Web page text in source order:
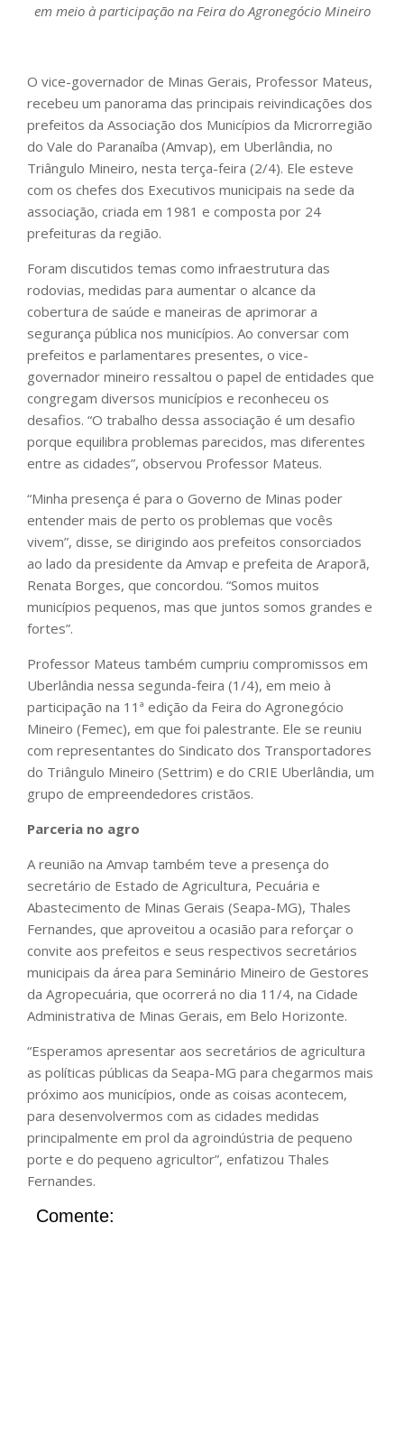
em meio à participação na Feira do Agronegócio Mineiro
O vice-governador de Minas Gerais, Professor Mateus,
recebeu um panorama das principais reivindicações dos
prefeitos da Associação dos Municípios da Microrregião
do Vale do Paranaíba (Amvap), em Uberlândia, no
Triângulo Mineiro, nesta terça-feira (2/4). Ele esteve
com os chefes dos Executivos municipais na sede da
associação, criada em 1981 e composta por 24
prefeituras da região.
Foram discutidos temas como infraestrutura das
rodovias, medidas para aumentar o alcance da
cobertura de saúde e maneiras de aprimorar a
segurança pública nos municípios. Ao conversar com
prefeitos e parlamentares presentes, o vice-
governador mineiro ressaltou o papel de entidades que
congregam diversos municípios e reconheceu os
desafios. “O trabalho dessa associação é um desafio
porque equilibra problemas parecidos, mas diferentes
entre as cidades”, observou Professor Mateus.
“Minha presença é para o Governo de Minas poder
entender mais de perto os problemas que vocês
vivem”, disse, se dirigindo aos prefeitos consorciados
ao lado da presidente da Amvap e prefeita de Araporã,
Renata Borges, que concordou. “Somos muitos
municípios pequenos, mas que juntos somos grandes e
fortes”.
Professor Mateus também cumpriu compromissos em
Uberlândia nessa segunda-feira (1/4), em meio à
participação na 11ª edição da Feira do Agronegócio
Mineiro (Femec), em que foi palestrante. Ele se reuniu
com representantes do Sindicato dos Transportadores
do Triângulo Mineiro (Settrim) e do CRIE Uberlândia, um
grupo de empreendedores cristãos.
Parceria no agro
A reunião na Amvap também teve a presença do
secretário de Estado de Agricultura, Pecuária e
Abastecimento de Minas Gerais (Seapa-MG), Thales
Fernandes, que aproveitou a ocasião para reforçar o
convite aos prefeitos e seus respectivos secretários
municipais da área para Seminário Mineiro de Gestores
da Agropecuária, que ocorrerá no dia 11/4, na Cidade
Administrativa de Minas Gerais, em Belo Horizonte.
“Esperamos apresentar aos secretários de agricultura
as políticas públicas da Seapa-MG para chegarmos mais
próximo aos municípios, onde as coisas acontecem,
para desenvolvermos com as cidades medidas
principalmente em prol da agroindústria de pequeno
porte e do pequeno agricultor”, enfatizou Thales
Fernandes.
Comente: